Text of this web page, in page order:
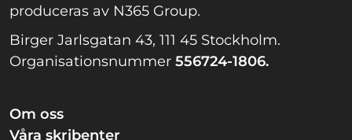
produceras av N365 Group.
Birger Jarlsgatan 43, 111 45 Stockholm.
Organisationsnummer 556724-1806.
Om oss
Våra skribenter